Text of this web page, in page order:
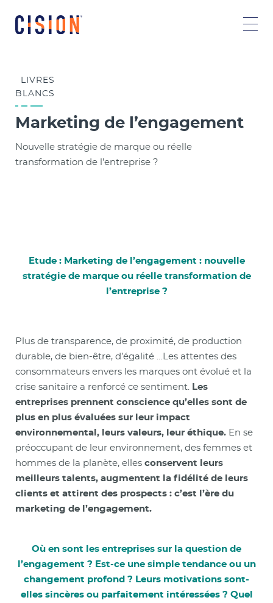
LIVRES
BLANCS
Marketing de l’engagement
Nouvelle stratégie de marque ou réelle
transformation de l’entreprise ?
Etude : Marketing de l’engagement : nouvelle
stratégie de marque ou réelle transformation de
l’entreprise ?
Plus de transparence, de proximité, de production
durable, de bien-être, d’égalité …
Les attentes des
consommateurs envers les marques ont évolué et la
crise sanitaire a renforcé ce sentiment.
Les
entreprises prennent conscience qu’elles sont de
plus en plus évaluées sur leur impact
environnemental, leurs valeurs, leur éthique. En se
préoccupant de leur environnement, des femmes et
hommes de la planète, elles conservent leurs
meilleurs talents, augmentent la fidélité de leurs
clients et attirent des prospects : c’est l’ère du
marketing de l’engagement.
Où en sont les entreprises sur la question de
l’engagement ? Est-ce une simple tendance ou un
changement profond ? Leurs motivations sont-
elles sincères ou parfaitement intéressées ? Quel